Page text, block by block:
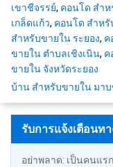
เขาชีจรรย์, คอนโด สำห
เกล็ดแก้ว, คอนโด สำหรั
สำหรับขายใน ระยอง, ค
ขายใน ตำบลเชิงเนิน, ค
ขายใน จังหวัดระยอง
บ้าน สำหรับขายใน มา
รับการแจ้งเตือนท
อย่าพลาด: เป็นคนแร